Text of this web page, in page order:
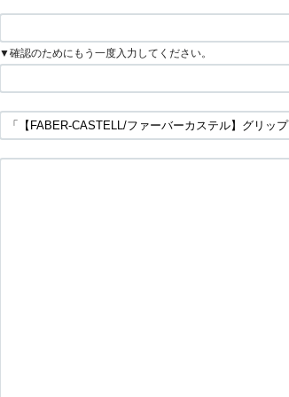
▼確認のためにもう一度入力してください。